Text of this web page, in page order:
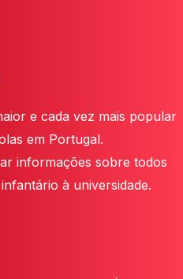
e cada vez mais popular
em Portugal.
informações sobre todos
à universidade.